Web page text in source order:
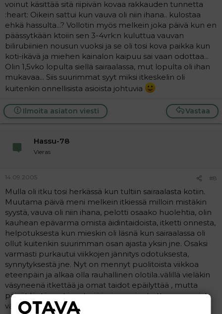
voinut käsittää sitä riipivän kovaa rakkauden tunnetta
:heart: Oikein sattui kun vauva oli niin ihana.. kulostaa
ehkä hassulta...? Vollotin myös melkein joka päivä kun en
päässytkään ktoiin sen 3-4vrk:n kuluttua vauvan
bilirubiinien nousun vuoksi ja se oli tosi kova paikka kun
koti-ikävä ja miehen kainalon kaipuu sai vaan odottaa...
Olin 1,5vko lopulta siellä sairaalassa, mut lopulta oli ihan
mukavaa... Siis suurimmat syyt miksi itkeskelin oli
kuitenkin onnellisista asioista johtuvia
Vastaa
Ilmoita asiaton viesti
Hassu-78
Vieras
14.09.2005 #8
Mulla oli itku tosi herkässä kun tultiin sairaalasta kotiin.
Muutama päivä meni melkein itkiessä milloin mistäkin
syystä, vauva oli niin ihana, pelotti osaako huolehtia, olin
kauhean epävarma omista äidintaidoista, itketti onnesta,
helpotuksesta kun mieskin oli läsnä kun sairaalassa oli
ollut kuitenkin suurimman osan ajasta yksin jne. Osaksi
varmasti purkautui viikkojen jännitys odotuksesta,
synnytyksestä jne. Nyt on mennyt puolitoista viikkoa
eteenpäin ja alkaa olla rauhallinen olotila..välillä vieläkin
väsyneenä itkettää ja omat taidot epäilyttää , mutta
päivät löytäneet jo rytmiään ja oppinut ottamaan asiat
vähän rennommin. Ja tietysti tutustunut vauvaan...eli